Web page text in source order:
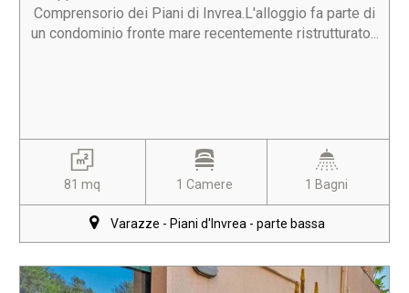
Comprensorio dei Piani di Invrea.L'alloggio fa parte di
un condominio fronte mare recentemente ristrutturato...
81 mq 1 Camere 1 Bagni
Varazze - Piani d'Invrea - parte bassa